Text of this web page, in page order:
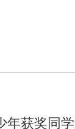
获奖同